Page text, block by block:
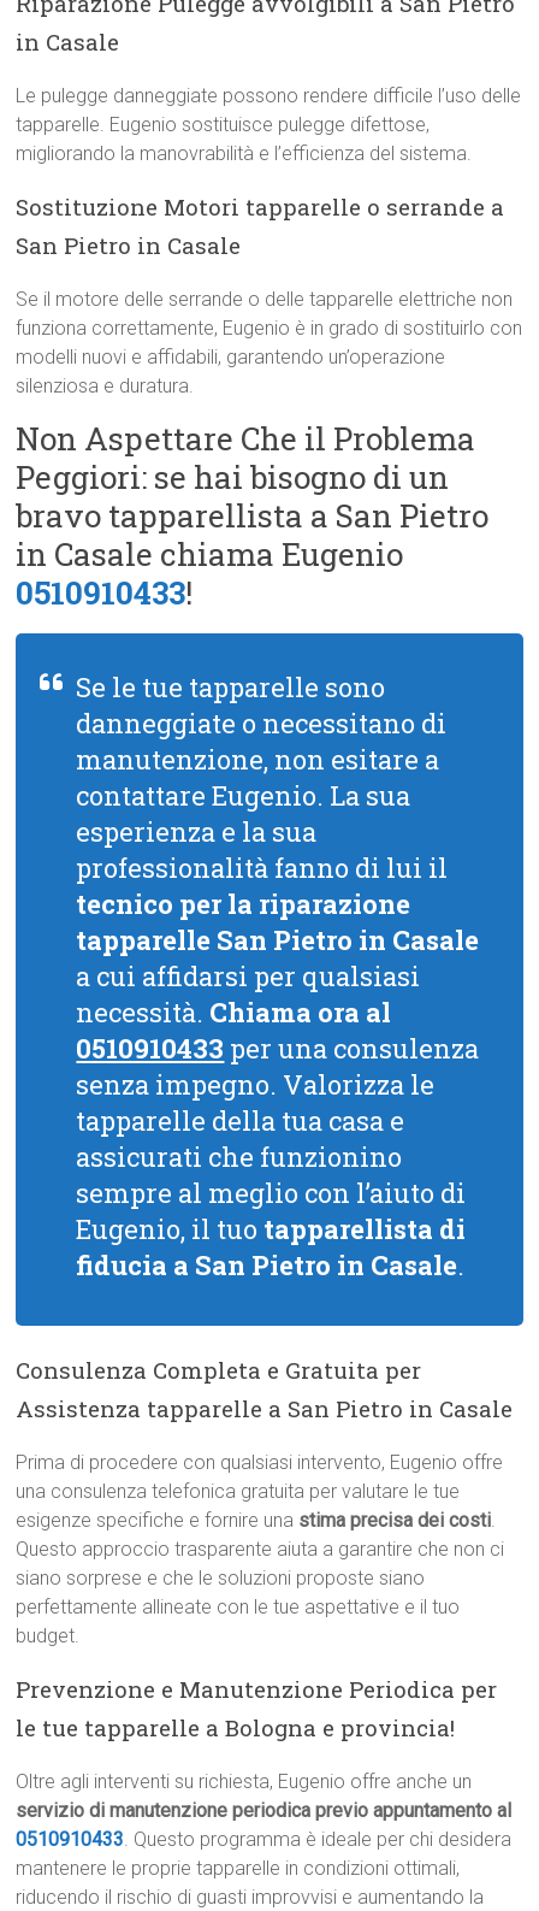
in Casale
Le pulegge danneggiate possono rendere difficile l’uso delle
tapparelle. Eugenio sostituisce pulegge difettose,
migliorando la manovrabilità e l’efficienza del sistema.
Sostituzione Motori tapparelle o serrande a
San Pietro in Casale
Se il motore delle serrande o delle tapparelle elettriche non
funziona correttamente, Eugenio è in grado di sostituirlo con
modelli nuovi e affidabili, garantendo un’operazione
silenziosa e duratura.
Non Aspettare Che il Problema
Peggiori: se hai bisogno di un
bravo tapparellista a San Pietro
in Casale chiama Eugenio
0510910433!
Se le tue tapparelle sono
danneggiate o necessitano di
manutenzione, non esitare a
contattare Eugenio. La sua
esperienza e la sua
professionalità fanno di lui il
tecnico per la riparazione
tapparelle San Pietro in Casale
a cui affidarsi per qualsiasi
necessità. Chiama ora al
0510910433 per una consulenza
senza impegno. Valorizza le
tapparelle della tua casa e
assicurati che funzionino
sempre al meglio con l’aiuto di
Eugenio, il tuo tapparellista di
fiducia a San Pietro in Casale.
Consulenza Completa e Gratuita per
Assistenza tapparelle a San Pietro in Casale
Prima di procedere con qualsiasi intervento, Eugenio offre
una consulenza telefonica gratuita per valutare le tue
esigenze specifiche e fornire una stima precisa dei costi.
Questo approccio trasparente aiuta a garantire che non ci
siano sorprese e che le soluzioni proposte siano
perfettamente allineate con le tue aspettative e il tuo
budget.
Prevenzione e Manutenzione Periodica per
le tue tapparelle a Bologna e provincia!
Oltre agli interventi su richiesta, Eugenio offre anche un
servizio di manutenzione periodica previo appuntamento al
0510910433. Questo programma è ideale per chi desidera
mantenere le proprie tapparelle in condizioni ottimali,
riducendo il rischio di guasti improvvisi e aumentando la